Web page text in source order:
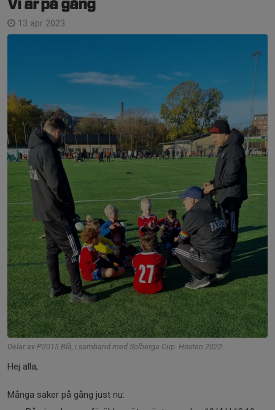
Vi är på gång
13 apr 2023
Delar av P2015 Blå, i samband med Solberga Cup. Hösten 2022.
Hej alla,
Många saker på gång just nu: